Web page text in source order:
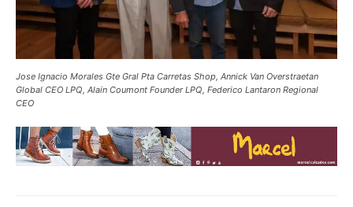
Jose Ignacio Morales Gte Gral Pta Carretas Shop, Annick Van Overstraetan
Global CEO LPQ, Alain Coumont Founder LPQ, Federico Lantaron Regional
CEO